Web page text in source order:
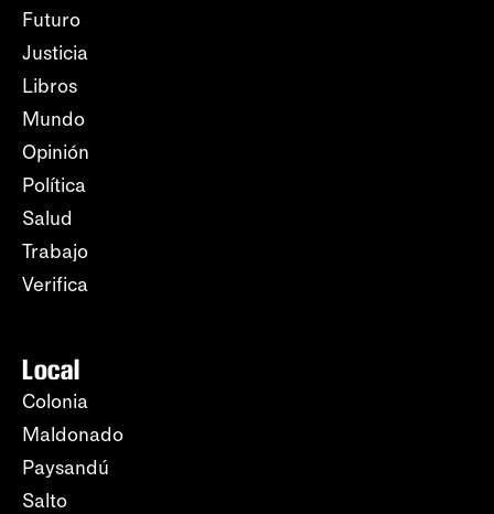
Futuro
Justicia
Libros
Mundo
Opinión
Política
Salud
Trabajo
Verifica
Local
Colonia
Maldonado
Paysandú
Salto